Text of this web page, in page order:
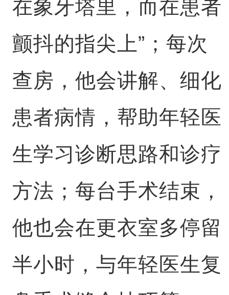
在象牙塔里，而在患者
颤抖的指尖上”；每次
查房，他会讲解、细化
患者病情，帮助年轻医
生学习诊断思路和诊疗
方法；每台手术结束，
他也会在更衣室多停留
半小时，与年轻医生复